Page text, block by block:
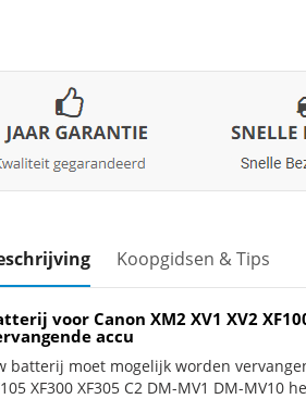
Koopgidsen & Tips
voor Canon XM2 XV1 XV2
accu
batterij moet mogelijk worden
XF300 XF305 C2 DM-MV1 DM-MV10